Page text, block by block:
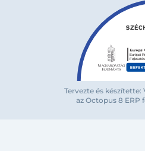
Bejelentkezés e-mail-címmel
Tervezte és
az Octopus 8 ERP